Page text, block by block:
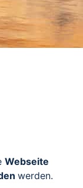
Webseite
werden.